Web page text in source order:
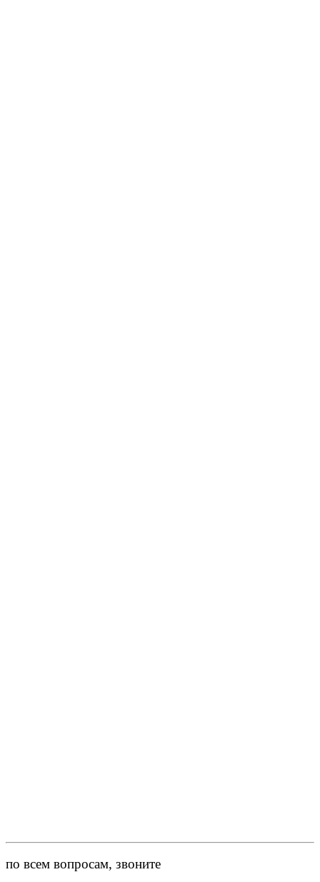
по всем вопросам, звоните